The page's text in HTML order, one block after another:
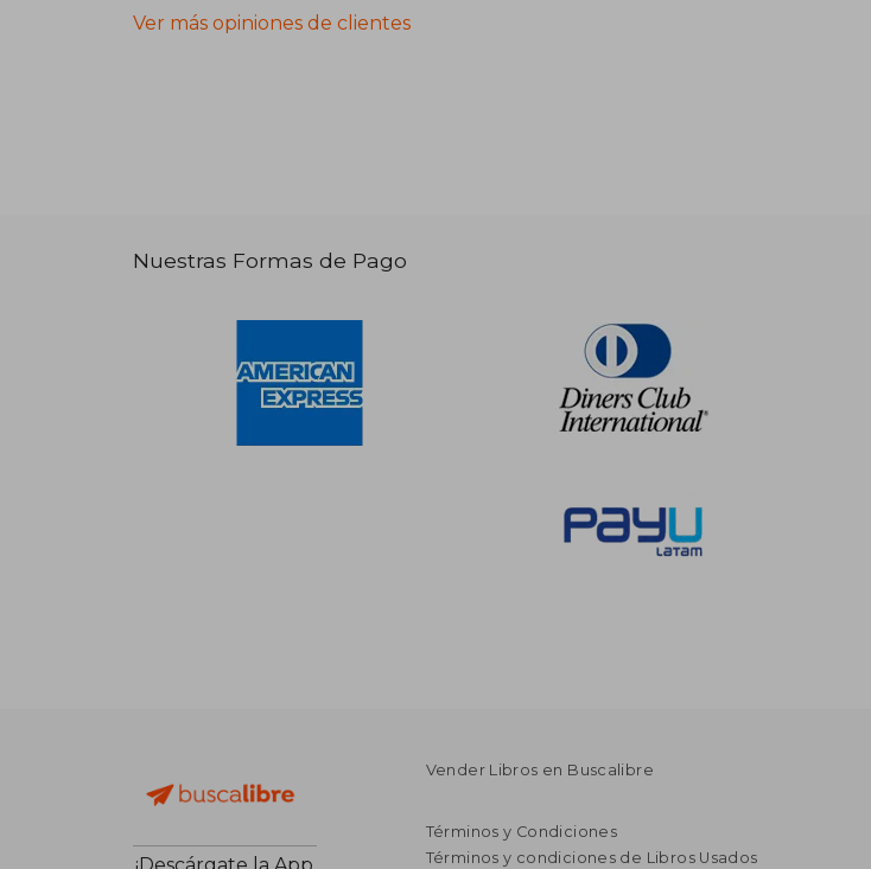
Ver más opiniones de clientes
Nuestras Formas de Pago
Vender Libros en Buscalibre
Términos y Condiciones
Términos y condiciones de Libros Usados